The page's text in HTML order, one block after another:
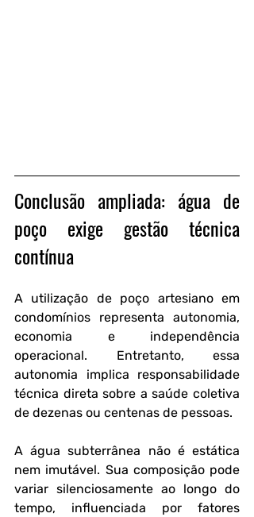
Conclusão ampliada: água de
poço exige gestão técnica
contínua
A utilização de poço artesiano em
condomínios representa autonomia,
economia e independência
operacional. Entretanto, essa
autonomia implica responsabilidade
técnica direta sobre a saúde coletiva
de dezenas ou centenas de pessoas.
A água subterrânea não é estática
nem imutável. Sua composição pode
variar silenciosamente ao longo do
tempo, influenciada por fatores